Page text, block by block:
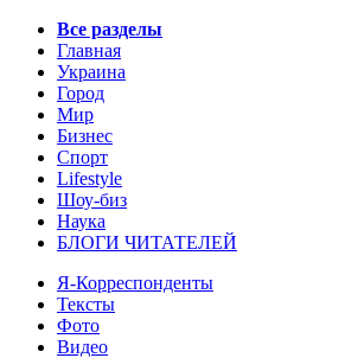
Все разделы
Главная
Украина
Город
Мир
Бизнес
Спорт
Lifestyle
Шоу-биз
Наука
БЛОГИ ЧИТАТЕЛЕЙ
Я-Корреспонденты
Тексты
Фото
Видео